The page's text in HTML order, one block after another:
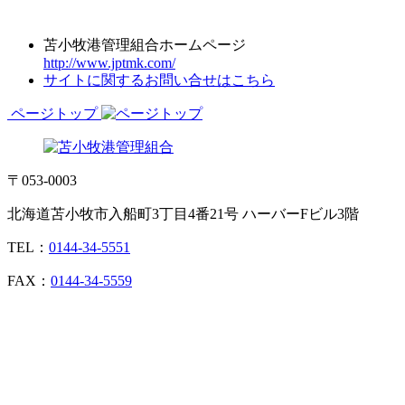
苫小牧港管理組合ホームページ
http://www.jptmk.com/
サイトに関するお問い合せはこちら
ページトップ
〒053-0003
北海道苫小牧市入船町3丁目4番21号 ハーバーFビル3階
TEL： 0144-34-5551
FAX： 0144-34-5559